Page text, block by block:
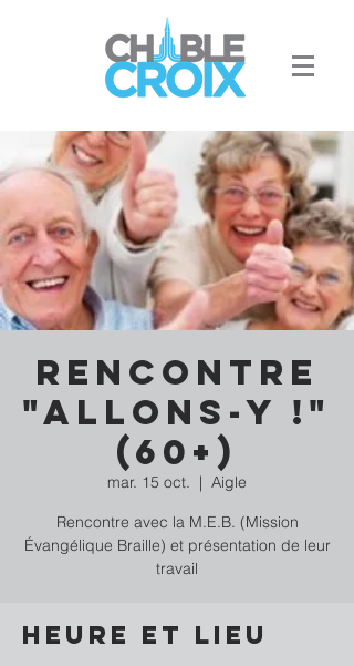
Rencontre
"Allons-y !"
(60+)
mar. 15 oct.
  |
Aigle
Rencontre avec la M.E.B. (Mission
Évangélique Braille) et présentation de leur
travail
Heure et lieu